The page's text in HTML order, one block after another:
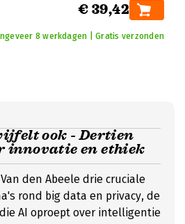
€ 39,42
8 werkdagen | Gratis verzonden
ook - Dertien
innovatie en ethiek
den Abeele drie cruciale
rond big data en privacy, de
AI oproept over intelligentie